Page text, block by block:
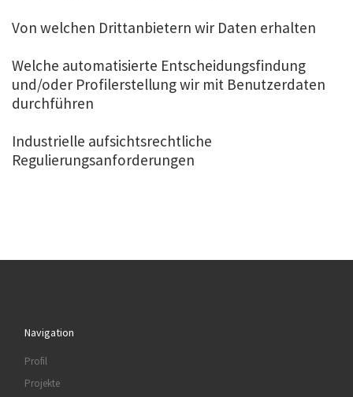
Von welchen Drittanbietern wir Daten erhalten
Welche automatisierte Entscheidungsfindung
und/oder Profilerstellung wir mit Benutzerdaten
durchführen
Industrielle aufsichtsrechtliche
Regulierungsanforderungen
Navigation
Profil
Projekte